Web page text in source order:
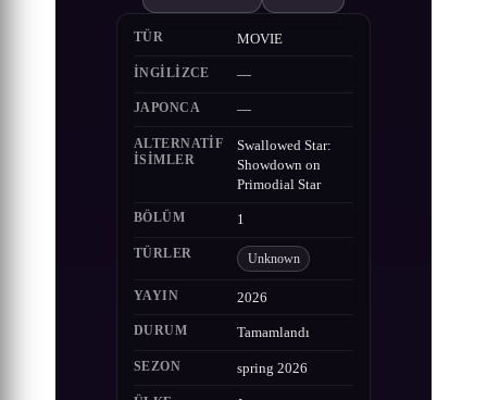
TÜR MOVIE
İNGILIZCE —
JAPONCA —
ALTERNATIF
ISIMLER
Swallowed Star:
Showdown on
Primodial Star
BÖLÜM 1
TÜRLER Unknown
YAYIN 2026
DURUM Tamamlandı
SEZON spring 2026